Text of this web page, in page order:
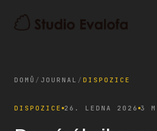
DOMŮ / JOURNAL / DISPOZICE
DISPOZICE 26. LEDNA 2026 3